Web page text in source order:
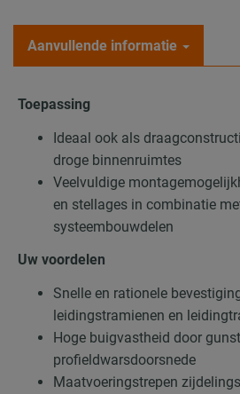
Aanvullende informatie
Toepassing
Ideaal ook als
droge binnenruimtes
Veelvuldige
en stellages in combinatie
systeembouwdelen
Uw voordelen
Snelle en rationele
leidingstramienen en
Hoge buigvastheid door
profieldwarsdoorsnede
Maatvoeringstrepen